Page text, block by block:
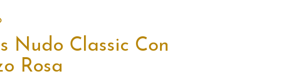
Nudo Classic Con
Rosa